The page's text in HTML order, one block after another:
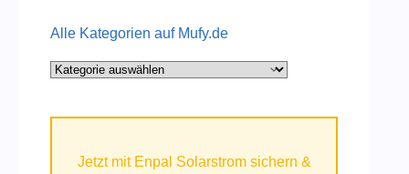
Alle Kategorien auf Mufy.de
Alle
Jetzt mit Enpal Solarstrom sichern &